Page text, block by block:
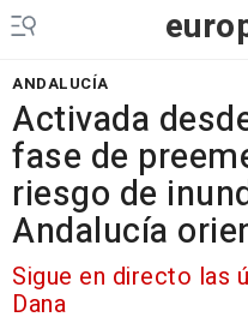
ANDALUCÍA
Activada
fase de
riesgo de
Andalucía
Sigue en directo las
Dana